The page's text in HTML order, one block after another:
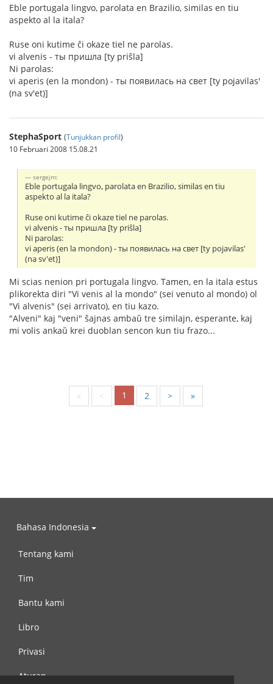
Eble portugala lingvo, parolata en Brazilio, similas en tiu
aspekto al la itala?
Ruse oni kutime ĉi okaze tiel ne parolas.
vi alvenis - ты пришла [ty priŝla]
Ni parolas:
vi aperis (en la mondon) - ты появилась на свет [ty pojavilas'
(na sv'et)]
StephaSport (Tunjukkan profil)
10 Februari 2008 15.08.21
sergejm:
Eble portugala lingvo, parolata en Brazilio, similas en tiu
aspekto al la itala?
Ruse oni kutime ĉi okaze tiel ne parolas.
vi alvenis - ты пришла [ty priŝla]
Ni parolas:
vi aperis (en la mondon) - ты появилась на свет [ty pojavilas'
(na sv'et)]
Mi scias nenion pri portugala lingvo. Tamen, en la itala estus
plikorekta diri "Vi venis al la mondo" (sei venuto al mondo) ol
"Vi alvenis" (sei arrivato), en tiu kazo.
"Alveni" kaj "veni" ŝajnas ambaŭ tre similajn, esperante, kaj
mi volis ankaŭ krei duoblan sencon kun tiu frazo...
« < 1 2 > »
Bahasa Indonesia
Tentang kami
Tim
Bantu kami
Libro
Privasi
Aturan